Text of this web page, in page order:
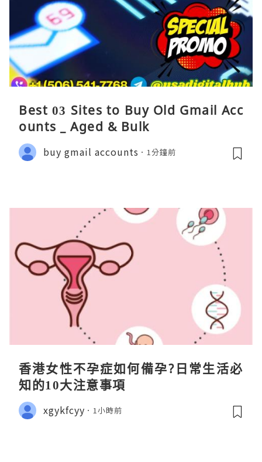
Best 03 Sites to Buy Old Gmail Acc
ounts _ Aged & Bulk
buy gmail accounts 1分鐘前
香港女性不孕症如何備孕?日常生活必
知的10大注意事項
xgykfcyy 1小時前